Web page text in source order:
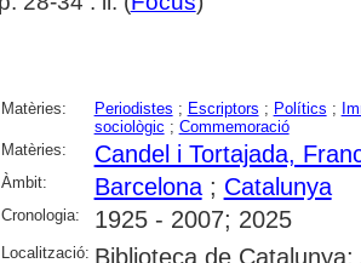
Matèries: Periodistes ; Escriptors ; Polítics ;
sociològic ; Commemoració
Matèries:
Candel i Tortajada,
Àmbit: Barcelona; Catalunya
Cronologia: 1925 - 2007; 2025
Localització: Biblioteca de